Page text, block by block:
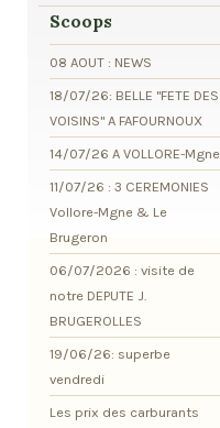
Scoops
08 AOUT : NEWS
18/07/26: BELLE "FETE DES
VOISINS" A FAFOURNOUX
14/07/26 A VOLLORE-Mgne
11/07/26 : 3 CEREMONIES
Vollore-Mgne & Le
Brugeron
06/07/2026 : visite de
notre DEPUTE J.
BRUGEROLLES
19/06/26: superbe
vendredi
Les prix des carburants